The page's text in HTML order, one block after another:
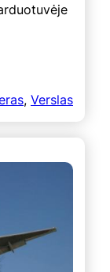
, Verslas